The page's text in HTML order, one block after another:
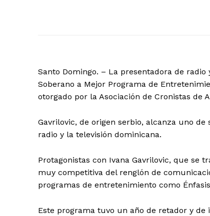
Santo Domingo. – La presentadora de
Soberano a Mejor Programa de
otorgado por la Asociación de Cronistas de
Gavrilovic, de origen serbio, alcanza uno
radio y la televisión dominicana.
Protagonistas con Ivana Gavrilovic, que se
muy competitiva del renglón de
programas de entretenimiento como
Este programa tuvo un año de retador y